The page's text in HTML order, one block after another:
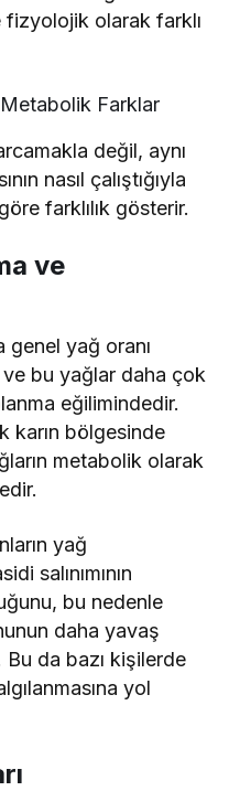
olarak farklı
Farklar
değil, aynı
nasıl çalıştığıyla
farklılık gösterir.
ve
genel yağ oranı
bu yağlar daha çok
eğilimindedir.
karın bölgesinde
metabolik olarak
yağ
salınımının
bu nedenle
daha yavaş
da bazı kişilerde
yol